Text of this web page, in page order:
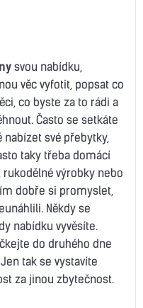
svou nabídku,
věc vyfotit, popsat co
co byste za to rádi a
Často se setkáte
své přebytky,
taky třeba domácí
výrobky nebo
dobře si promyslet,
Někdy se
nabídku vyvěsíte.
do druhého dne
tak se vystavíte
za jinou zbytečnost.